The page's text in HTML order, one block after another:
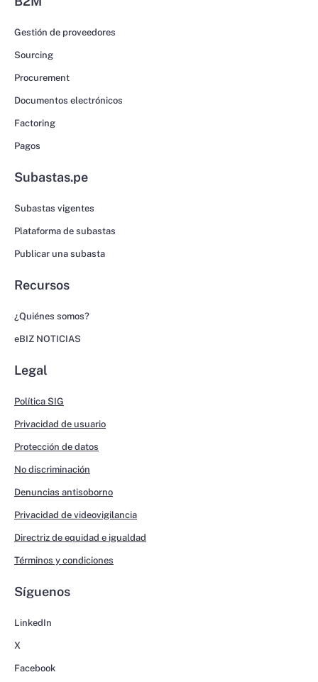
Gestión de proveedores
Sourcing
Procurement
Documentos electrónicos
Factoring
Pagos
Subastas.pe
Subastas vigentes
Plataforma de subastas
Publicar una subasta
Recursos
¿Quiénes somos?
eBIZ NOTICIAS
Legal
Política SIG
Privacidad de usuario
Protección de datos
No discriminación
Denuncias antisoborno
Privacidad de videovigilancia
Directriz de equidad e igualdad
Términos y condiciones
Síguenos
LinkedIn
X
Facebook